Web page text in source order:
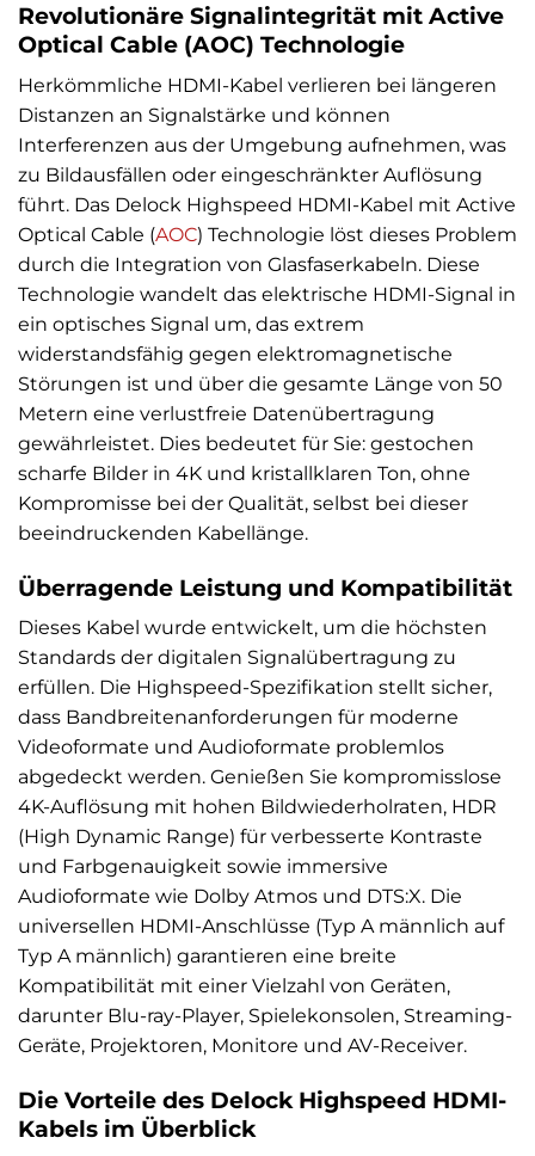
Revolutionäre Signalintegrität mit Active
Optical Cable (AOC) Technologie
Herkömmliche HDMI-Kabel verlieren bei längeren
Distanzen an Signalstärke und können
Interferenzen aus der Umgebung aufnehmen, was
zu Bildausfällen oder eingeschränkter Auflösung
führt. Das Delock Highspeed HDMI-Kabel mit Active
Optical Cable (AOC) Technologie löst dieses Problem
durch die Integration von Glasfaserkabeln. Diese
Technologie wandelt das elektrische HDMI-Signal in
ein optisches Signal um, das extrem
widerstandsfähig gegen elektromagnetische
Störungen ist und über die gesamte Länge von 50
Metern eine verlustfreie Datenübertragung
gewährleistet. Dies bedeutet für Sie: gestochen
scharfe Bilder in 4K und kristallklaren Ton, ohne
Kompromisse bei der Qualität, selbst bei dieser
beeindruckenden Kabellänge.
Überragende Leistung und Kompatibilität
Dieses Kabel wurde entwickelt, um die höchsten
Standards der digitalen Signalübertragung zu
erfüllen. Die Highspeed-Spezifikation stellt sicher,
dass Bandbreitenanforderungen für moderne
Videoformate und Audioformate problemlos
abgedeckt werden. Genießen Sie kompromisslose
4K-Auflösung mit hohen Bildwiederholraten, HDR
(High Dynamic Range) für verbesserte Kontraste
und Farbgenauigkeit sowie immersive
Audioformate wie Dolby Atmos und DTS:X. Die
universellen HDMI-Anschlüsse (Typ A männlich auf
Typ A männlich) garantieren eine breite
Kompatibilität mit einer Vielzahl von Geräten,
darunter Blu-ray-Player, Spielekonsolen, Streaming-
Geräte, Projektoren, Monitore und AV-Receiver.
Die Vorteile des Delock Highspeed HDMI-
Kabels im Überblick